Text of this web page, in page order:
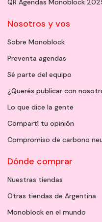
QR Agendas Monoblock
Nosotros y vos
Sobre Monoblock
Preventa agendas
Sé parte del equipo
¿Querés publicar con
Lo que dice la gente
Compartí tu opinión
Compromiso de carbono
Dónde comprar
Nuestras tiendas
Otras tiendas de Argentina
Monoblock en el mundo